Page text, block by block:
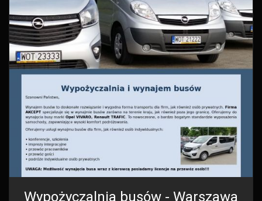
Wypożyczalnia busów - Warszawa